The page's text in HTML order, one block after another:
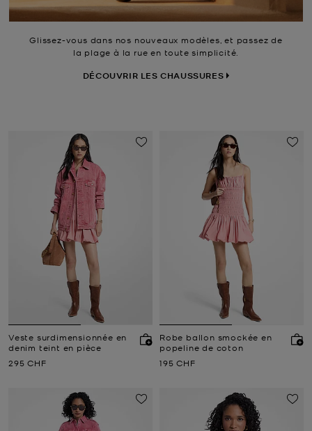
Glissez-vous dans nos nouveaux modèles, et passez de
la plage à la rue en toute simplicité.
DÉCOUVRIR LES CHAUSSURES
Veste surdimensionnée en
denim teint en pièce
Prix actuel
295 CHF
Robe ballon smockée en
popeline de coton
Prix actuel
195 CHF